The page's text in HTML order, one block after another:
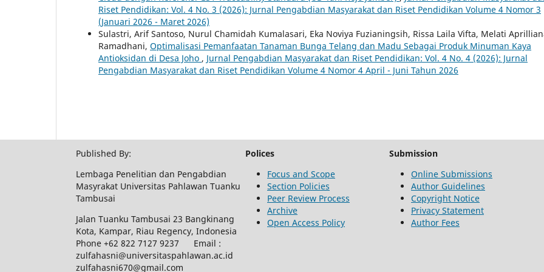
Riset Pendidikan: Vol. 4 No. 3 (2026): Jurnal Pengabdian Masyarakat dan Riset Pendidikan Volume 4 Nomor 3
(Januari 2026 - Maret 2026)
Sulastri, Arif Santoso, Nurul Chamidah Kumalasari, Eka Noviya Fuzianingsih, Rissa Laila Vifta, Melati
Ramadhani, Optimalisasi Pemanfaatan Tanaman Bunga Telang dan Madu Sebagai Produk Minuman Kaya
Antioksidan di Desa Joho , Jurnal Pengabdian Masyarakat dan Riset Pendidikan: Vol. 4 No. 4 (2026): Jurnal
Pengabdian Masyarakat dan Riset Pendidikan Volume 4 Nomor 4 April - Juni Tahun 2026
Published By:
Lembaga Penelitian dan Pengabdian
Masyrakat Universitas Pahlawan Tuanku
Tambusai
Jalan Tuanku Tambusai 23 Bangkinang
Kota, Kampar, Riau Regency, Indonesia
Phone +62 822 7127 9237 Email :
zulfahasni@universitaspahlawan.ac.id
zulfahasni670@gmail.com
Polices
Focus and Scope
Section Policies
Peer Review Process
Archive
Open Access Policy
Submission
Online Submissions
Author Guidelines
Copyright Notice
Privacy Statement
Author Fees